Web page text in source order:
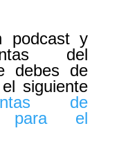
podcast y
del
debes de
siguiente
de
para el